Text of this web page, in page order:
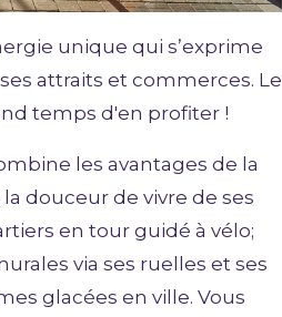
unique qui s’exprime
attraits et commerces. Le
temps d'en profiter !
les avantages de la
douceur de vivre de ses
en tour guidé à vélo;
via ses ruelles et ses
glacées en ville. Vous